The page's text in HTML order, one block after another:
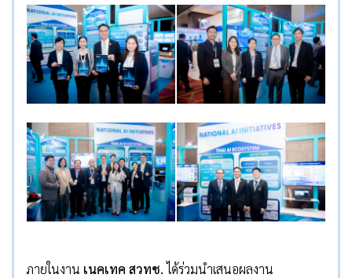
ภายในงาน เนคเทค สวทช.ได้ร่วมนำเสนอผลงาน